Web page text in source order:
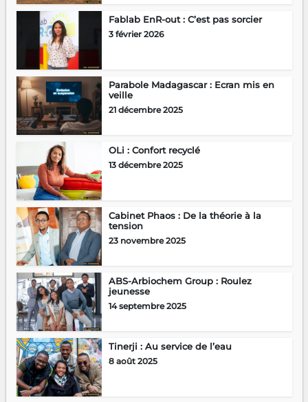
Fablab EnR-out : C’est pas sorcier
3 février 2026
Parabole Madagascar : Ecran mis en
veille
21 décembre 2025
OLi : Confort recyclé
13 décembre 2025
Cabinet Phaos : De la théorie à la
tension
23 novembre 2025
ABS-Arbiochem Group : Roulez
jeunesse
14 septembre 2025
Tinerji : Au service de l’eau
8 août 2025